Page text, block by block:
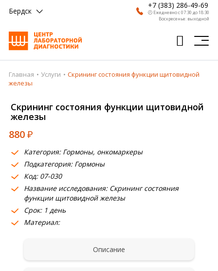
Бердск
+7 (383) 286-49-69
🕗 Ежедневно с 07:30 до 18:30
Воскресенье: выходной
Главная
Врачи
Получить результат
Пациентам
О компании
Где сдать
Партнерам
Главная Услуги
Скрининг состояния функции щитовидной
железы
Скрининг состояния функции щитовидной
железы
880₽
Категория: Гормоны, онкомаркеры
Подкатегория: Гормоны
Код: 07-030
Название исследования: Скрининг состояния
функции щитовидной железы
Срок: 1 день
Материал:
Описание